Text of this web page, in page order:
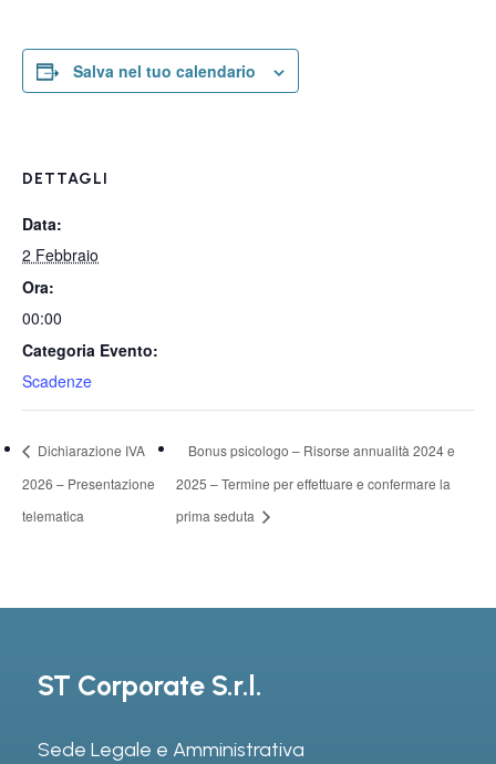
Salva nel tuo calendario
DETTAGLI
Data:
2 Febbraio
Ora:
00:00
Categoria Evento:
Scadenze
Dichiarazione IVA
2026 – Presentazione
telematica
Bonus psicologo – Risorse annualità 2024 e
2025 – Termine per effettuare e confermare la
prima seduta
ST Corporate S.r.l.
Sede Legale e Amministrativa